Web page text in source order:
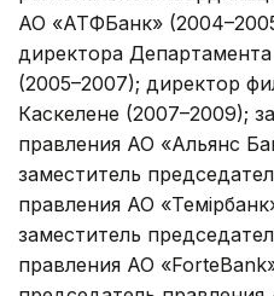
АО «АТФБанк»
директора
(2005–2007); директор
Каскелене (2007–2009);
правления АО «Альянс
заместитель
правления АО
заместитель
правления АО